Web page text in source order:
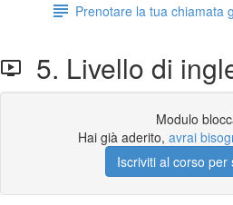
Prenotare la tua chiamata
5. Livello di
Modulo
Hai già aderito, avrai
Iscriviti al corso per